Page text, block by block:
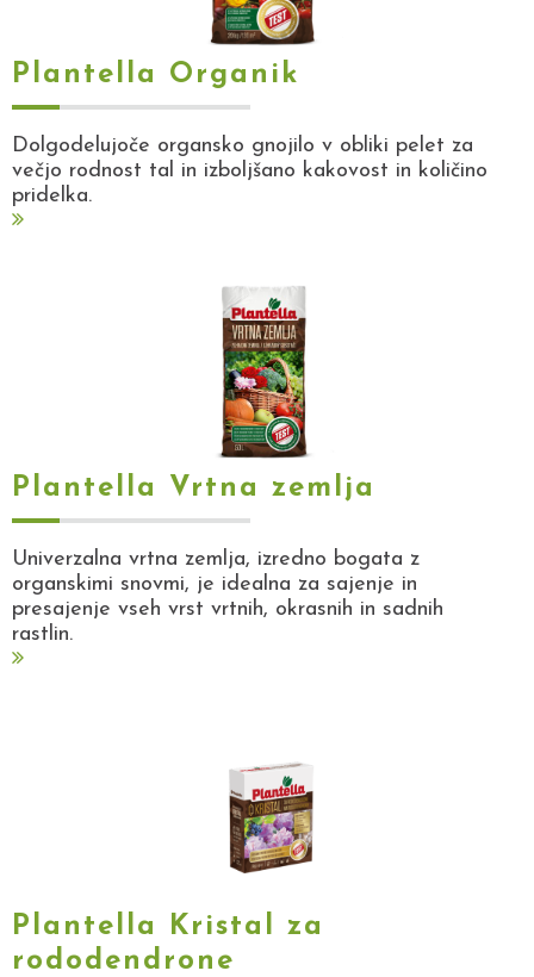
Plantella Organik
Dolgodelujoče organsko gnojilo v obliki pelet za
večjo rodnost tal in izboljšano kakovost in količino
pridelka.
Plantella Vrtna zemlja
Univerzalna vrtna zemlja, izredno bogata z
organskimi snovmi, je idealna za sajenje in
presajenje vseh vrst vrtnih, okrasnih in sadnih
rastlin.
Plantella Kristal za
rododendrone